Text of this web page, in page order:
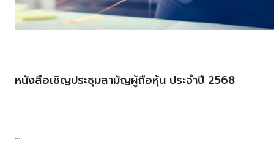
หนังสือเชิญประชุมสามัญผู้ถือหุ้น ประจำปี 2568
...